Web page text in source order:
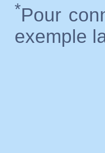
*Pour
exemple